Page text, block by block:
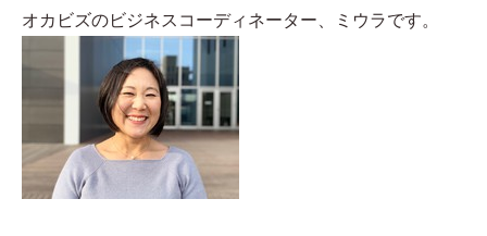
オカビズのビジネスコーディネーター、ミウラです。